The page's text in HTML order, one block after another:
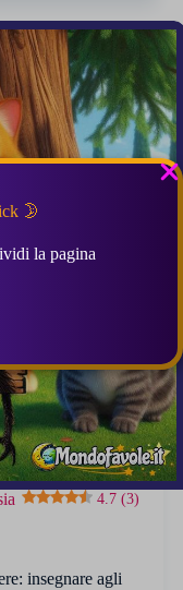
🌛
la pagina
4.7 (3)
insegnare agli